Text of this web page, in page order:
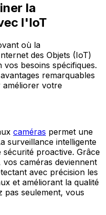
la
l'IoT
où la
des Objets (IoT)
besoins spécifiques.
remarquables
améliorer votre
caméras permet une
surveillance intelligente
proactive. Grâce
caméras deviennent
avec précision les
et améliorant la qualité
pas seulement, vous